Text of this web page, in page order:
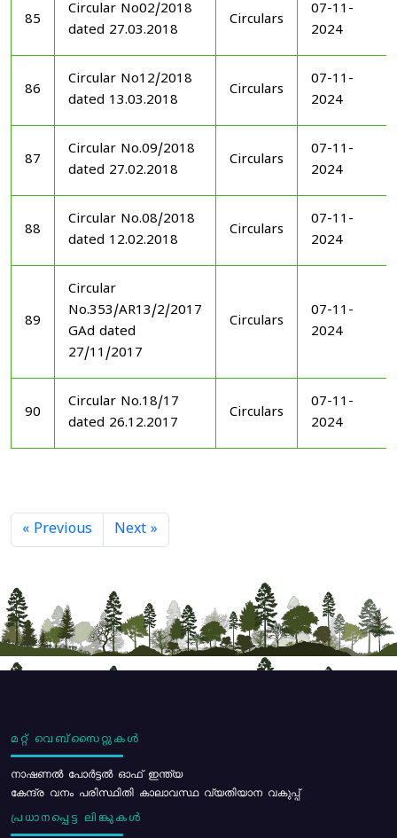
85
Circular No02/2018
dated 27.03.2018
Circulars
07-11-
2024
86
Circular No12/2018
dated 13.03.2018
Circulars
07-11-
2024
87
Circular No.09/2018
dated 27.02.2018
Circulars
07-11-
2024
88
Circular No.08/2018
dated 12.02.2018
Circulars
07-11-
2024
89
Circular
No.353/AR13/2/2017
GAd dated
27/11/2017
Circulars
07-11-
2024
90
Circular No.18/17
dated 26.12.2017
Circulars
07-11-
2024
« Previous Next »
മറ്റ് വെബ്സൈറ്റുകൾ
നാഷണൽ പോർട്ടൽ ഓഫ് ഇന്ത്യ
കേന്ദ്ര വനം പരിസ്ഥിതി കാലാവസ്ഥ വ്യതിയാന വകുപ്പ്
പ്രധാനപ്പെട്ട ലിങ്കുകൾ